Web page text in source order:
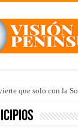
que solo con la
de Médico 24/7